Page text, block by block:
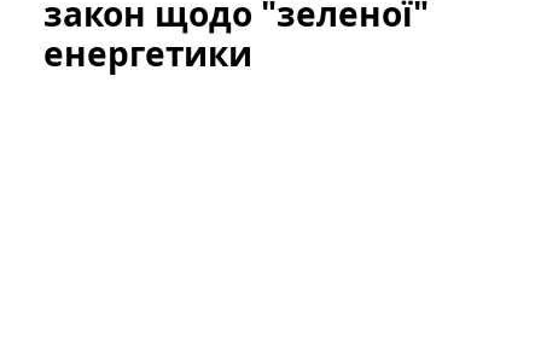
закон щодо "зеленої"
енергетики